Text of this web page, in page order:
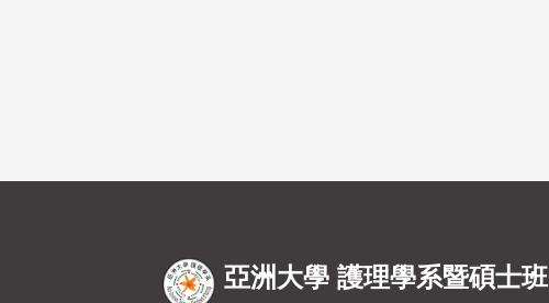
亞洲大學 護理學系暨碩士班